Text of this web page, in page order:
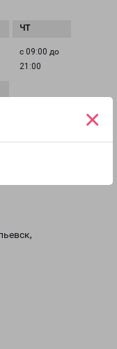
×
с 09:00 до
21:00